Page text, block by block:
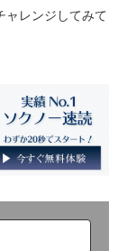
ャレンジしてみて